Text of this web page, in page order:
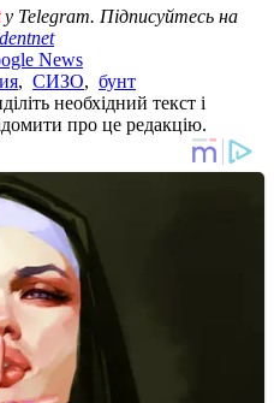
у Telegram. Підписуйтесь на
News
, СИЗО, бунт
необхідний текст і
про це редакцію.